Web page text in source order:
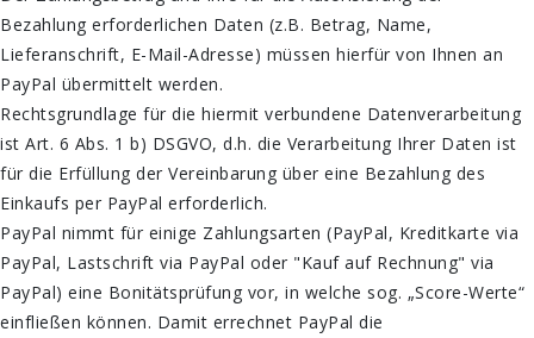
Bezahlung erforderlichen Daten (z.B. Betrag, Name,
Lieferanschrift, E-Mail-Adresse) müssen hierfür von Ihnen an
PayPal übermittelt werden.
Rechtsgrundlage für die hiermit verbundene Datenverarbeitung
ist Art. 6 Abs. 1 b) DSGVO, d.h. die Verarbeitung Ihrer Daten ist
für die Erfüllung der Vereinbarung über eine Bezahlung des
Einkaufs per PayPal erforderlich.
PayPal nimmt für einige Zahlungsarten (PayPal, Kreditkarte via
PayPal, Lastschrift via PayPal oder "Kauf auf Rechnung" via
PayPal) eine Bonitätsprüfung vor, in welche sog. „Score-Werte“
einfließen können. Damit errechnet PayPal die